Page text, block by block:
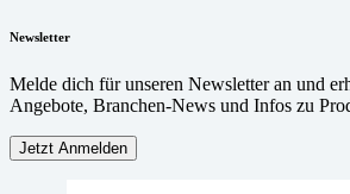
Newsletter
Melde dich für unseren Newsletter an und
Angebote, Branchen-News und Infos zu
Jetzt Anmelden